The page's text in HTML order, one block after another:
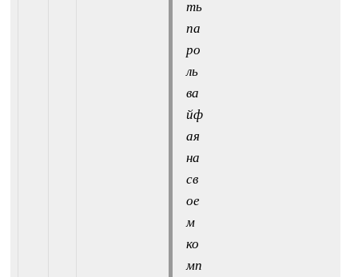
ть
па
ро
ль
ва
йф
ая
на
св
ое
м
ко
мп